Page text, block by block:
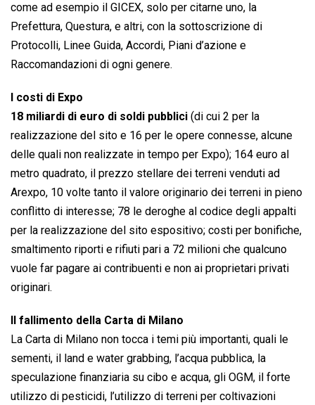
come ad esempio il GICEX, solo per citarne uno, la
Prefettura, Questura, e altri, con la sottoscrizione di
Protocolli, Linee Guida, Accordi, Piani d’azione e
Raccomandazioni di ogni genere.
I costi di Expo
18 miliardi di euro di soldi pubblici (di cui 2 per la
realizzazione del sito e 16 per le opere connesse, alcune
delle quali non realizzate in tempo per Expo); 164 euro al
metro quadrato, il prezzo stellare dei terreni venduti ad
Arexpo, 10 volte tanto il valore originario dei terreni in pieno
conflitto di interesse; 78 le deroghe al codice degli appalti
per la realizzazione del sito espositivo; costi per bonifiche,
smaltimento riporti e rifiuti pari a 72 milioni che qualcuno
vuole far pagare ai contribuenti e non ai proprietari privati
originari.
Il fallimento della Carta di Milano
La Carta di Milano non tocca i temi più importanti, quali le
sementi, il land e water grabbing, l’acqua pubblica, la
speculazione finanziaria su cibo e acqua, gli OGM, il forte
utilizzo di pesticidi, l’utilizzo di terreni per coltivazioni